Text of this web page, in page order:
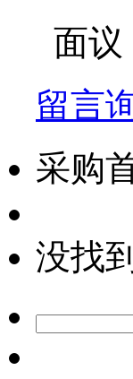
面议
留言
采购
没找